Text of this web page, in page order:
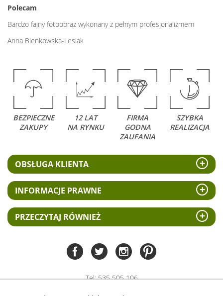
Polecam
Bardzo fajny fotoobraz wykonany z pełnym profesjonalizmem
Anna Bienkowska-Lesiak
BEZPIECZNE
ZAKUPY
12 LAT
NA RYNKU
FIRMA
GODNA
ZAUFANIA
SZYBKA
REALIZACJA
OBSŁUGA KLIENTA
INFORMACJE PRAWNE
PRZECZYTAJ RÓWNIEŻ
Tel:535 505 106